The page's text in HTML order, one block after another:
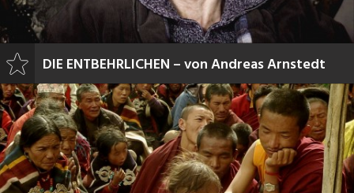
DIE ENTBEHRLICHEN – von Andreas Arnstedt